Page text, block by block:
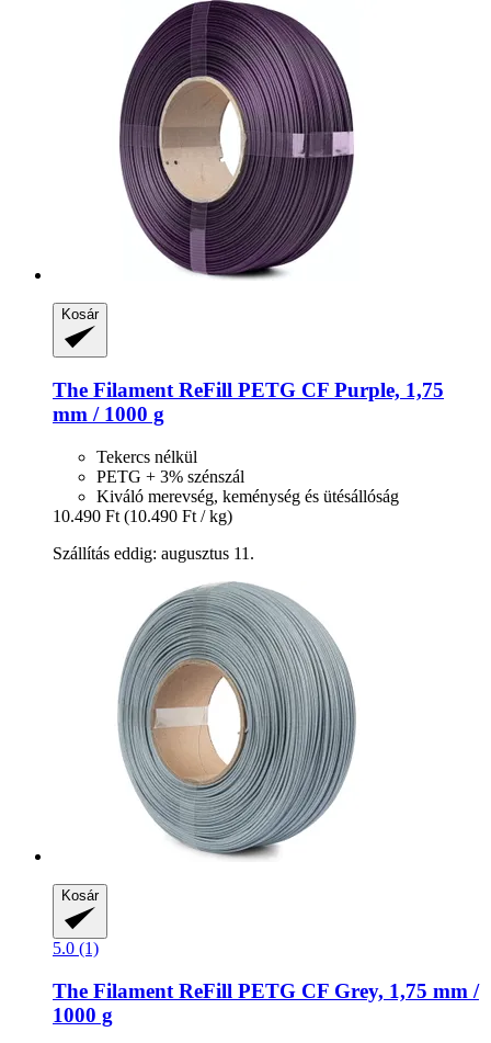
Kosár
The Filament ReFill PETG CF Purple, 1,75
mm / 1000 g
Tekercs nélkül
PETG + 3% szénszál
Kiváló merevség, keménység és ütésállóság
10.490 Ft (10.490 Ft / kg)
Szállítás eddig: augusztus 11.
Kosár
5.0 (1)
The Filament ReFill PETG CF Grey, 1,75 mm /
1000 g